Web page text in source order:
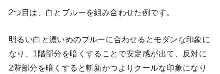
2つ目は、白とブルーを組み合わせた例です。
明るい白と濃いめのブルーに合わせるとモダンな印象に
なり、1階部分を暗くすることで安定感が出て、反対に
2階部分を暗くすると斬新かつよりクールな印象になり